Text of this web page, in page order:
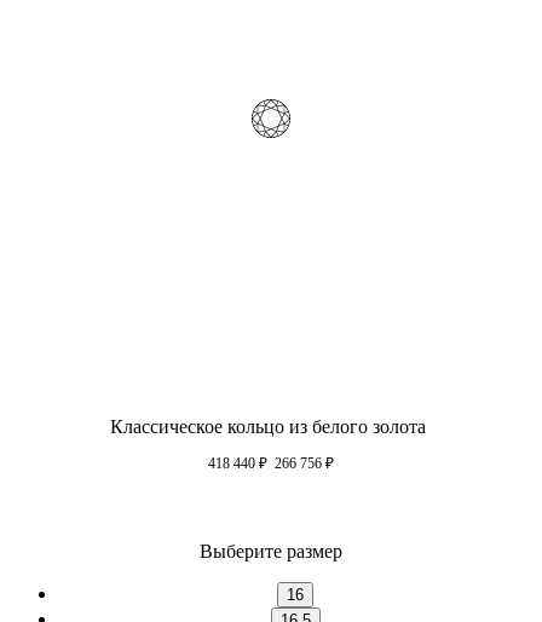
Классическое кольцо из белого золота
418 440 ₽ 266 756 ₽
Выберите размер
16